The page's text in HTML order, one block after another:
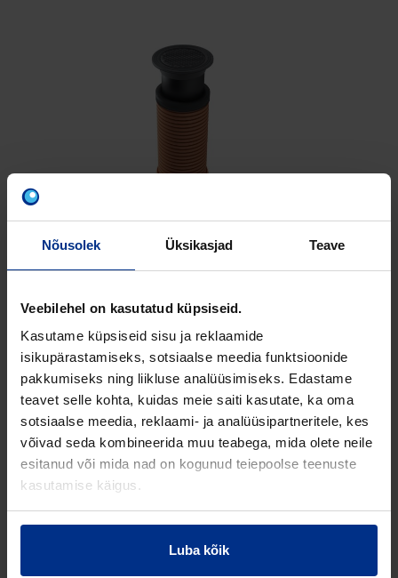
Nõusolek Üksikasjad Teave
Veebilehel on kasutatud küpsiseid.
Kasutame küpsiseid sisu ja reklaamide
isikupärastamiseks, sotsiaalse meedia funktsioonide
pakkumiseks ning liikluse analüüsimiseks. Edastame
teavet selle kohta, kuidas meie saiti kasutate, ka oma
sotsiaalse meedia, reklaami- ja analüüsipartneritele, kes
võivad seda kombineerida muu teabega, mida olete neile
esitanud või mida nad on kogunud teiepoolse teenuste
kasutamise käigus.
Luba kõik
PP PRO MOODULKAEVUD
korpuse läbimõõtude 200, 400 ja 630 puhul.
Moodulkaevu komponendid on tööstuslikult
tehases valmistatud ning need on saadaval
lühikese tarneajaga otse meie edasimüüjate
ladudest.